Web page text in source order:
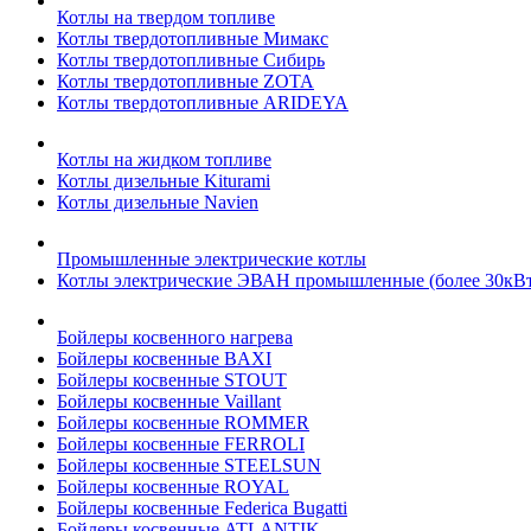
Котлы на твердом топливе
Котлы твердотопливные Мимакс
Котлы твердотопливные Сибирь
Котлы твердотопливные ZOTA
Котлы твердотопливные ARIDEYA
Котлы на жидком топливе
Котлы дизельные Kiturami
Котлы дизельные Navien
Промышленные электрические котлы
Котлы электрические ЭВАН промышленные (более
Бойлеры косвенного нагрева
Бойлеры косвенные BAXI
Бойлеры косвенные STOUT
Бойлеры косвенные Vaillant
Бойлеры косвенные ROMMER
Бойлеры косвенные FERROLI
Бойлеры косвенные STEELSUN
Бойлеры косвенные ROYAL
Бойлеры косвенные Federica Bugatti